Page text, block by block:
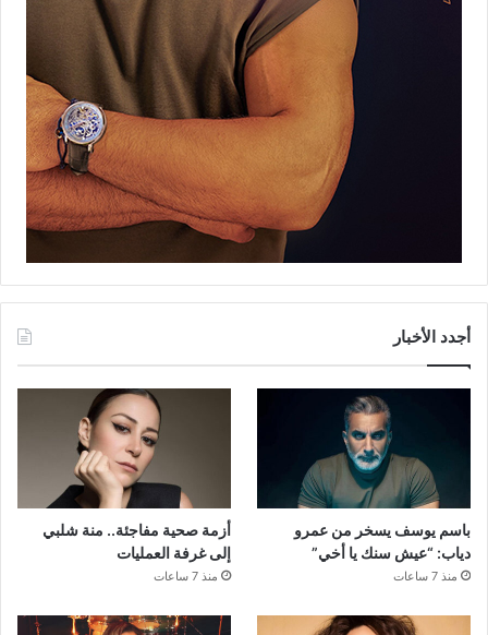
أجدد الأخبار
باسم يوسف يسخر من عمرو
دياب: “عيش سنك يا أخي”
منذ 7 ساعات
أزمة صحية مفاجئة.. منة شلبي
إلى غرفة العمليات
منذ 7 ساعات